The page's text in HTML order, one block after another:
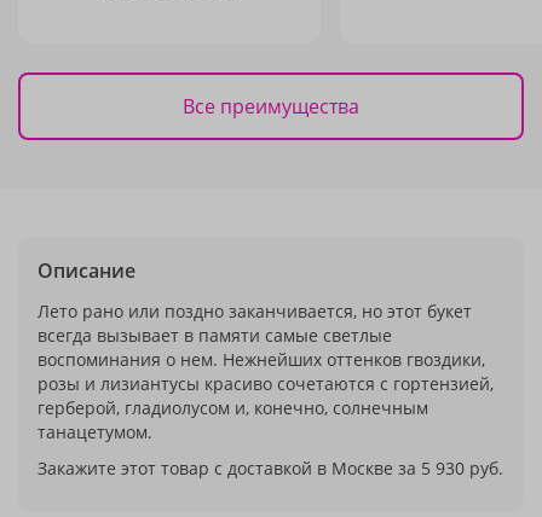
Все преимущества
Описание
Лето рано или поздно заканчивается, но этот букет
всегда вызывает в памяти самые светлые
воспоминания о нем. Нежнейших оттенков гвоздики,
розы и лизиантусы красиво сочетаются с гортензией,
герберой, гладиолусом и, конечно, солнечным
танацетумом.
Закажите этот товар с доставкой в Москве за 5 930 руб.